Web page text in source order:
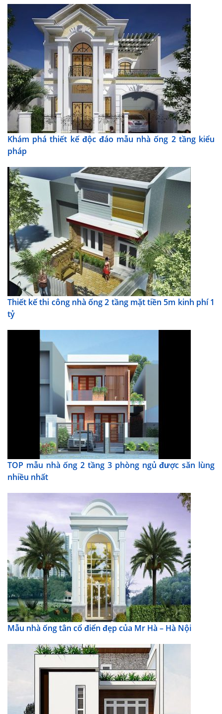
Khám phá thiết kế độc đáo mẫu nhà ống 2 tầng kiểu
pháp
Thiết kế thi công nhà ống 2 tầng mặt tiền 5m kinh phí 1
tỷ
TOP mẫu nhà ống 2 tầng 3 phòng ngủ được săn lùng
nhiều nhất
Mẫu nhà ống tân cổ điển đẹp của Mr Hà – Hà Nội